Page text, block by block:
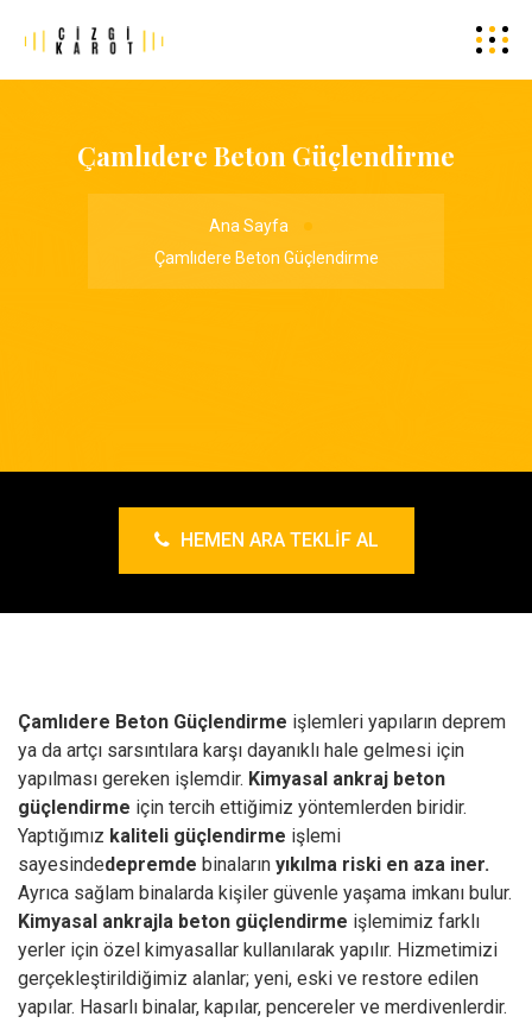
Çamlıdere Beton Güçlendirme
Ana Sayfa
Çamlıdere Beton Güçlendirme
HEMEN ARA TEKLIF AL
Çamlıdere Beton Güçlendirme işlemleri yapıların deprem
ya da artçı sarsıntılara karşı dayanıklı hale gelmesi için
yapılması gereken işlemdir. Kimyasal ankraj beton
güçlendirme için tercih ettiğimiz yöntemlerden biridir.
Yaptığımız kaliteli güçlendirme işlemi
sayesindedepremde binaların yıkılma riski en aza iner.
Ayrıca sağlam binalarda kişiler güvenle yaşama imkanı bulur.
Kimyasal ankrajla beton güçlendirme işlemimiz farklı
yerler için özel kimyasallar kullanılarak yapılır. Hizmetimizi
gerçekleştirildiğimiz alanlar; yeni, eski ve restore edilen
yapılar. Hasarlı binalar, kapılar, pencereler ve merdivenlerdir.